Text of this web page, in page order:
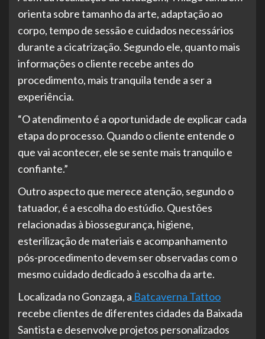
orienta sobre tamanho da arte, adaptação ao
corpo, tempo de sessão e cuidados necessários
durante a cicatrização. Segundo ele, quanto mais
informações o cliente recebe antes do
procedimento, mais tranquila tende a ser a
experiência.
“O atendimento é a oportunidade de explicar cada
etapa do processo. Quando o cliente entende o
que vai acontecer, ele se sente mais tranquilo e
confiante.”
Outro aspecto que merece atenção, segundo o
tatuador, é a escolha do estúdio. Questões
relacionadas à biossegurança, higiene,
esterilização de materiais e acompanhamento
pós-procedimento devem ser observadas com o
mesmo cuidado dedicado à escolha da arte.
Localizada no Gonzaga, a Batcaverna Tattoo
recebe clientes de diferentes cidades da Baixada
Santista e desenvolve projetos personalizados